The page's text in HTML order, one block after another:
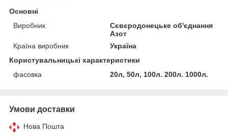
Основні
Виробник
Сєвєродонецьке об'єднання
Азот
Країна виробник
Україна
Користувальницькі характеристики
фасовка
20л, 50л, 100л. 200л. 1000л.
Умови доставки
Нова Пошта